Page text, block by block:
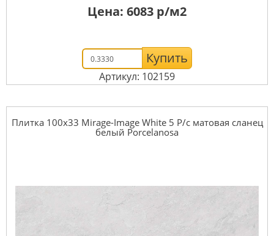
Цена: 6083 р/м2
Купить
Артикул: 102159
Плитка 100x33 Mirage-Image White 5 P/c матовая сланец
белый Porcelanosa